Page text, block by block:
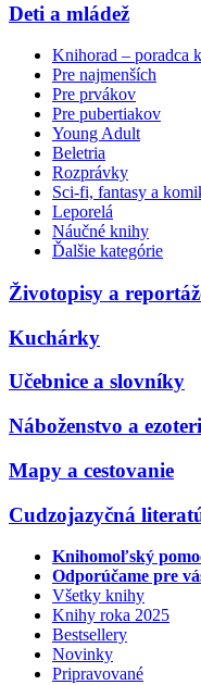
Deti a mládež
Knihorad – poradca
Pre najmenších
Pre prvákov
Pre pubertiakov
Young Adult
Beletria
Rozprávky
Sci-fi, fantasy a
Leporelá
Náučné knihy
Ďalšie kategórie
Životopisy a
Kuchárky
Učebnice a slovníky
Náboženstvo a
Mapy a cestovanie
Cudzojazyčná
Knihomoľský
Odporúčame pre
Všetky knihy
Knihy roka 2025
Bestsellery
Novinky
Pripravované